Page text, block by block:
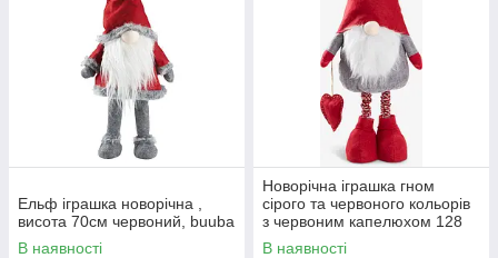
Ельф іграшка новорічна ,
висота 70см червоний, buuba
В наявності
Новорічна іграшка гном
сірого та червоного кольорів
з червоним капелюхом 128
см.buuba
В наявності